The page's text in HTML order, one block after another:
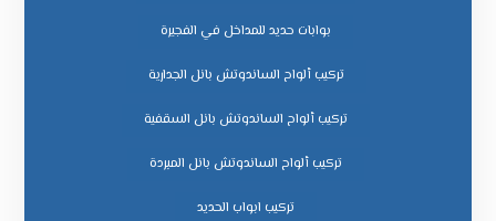
بوابات حديد للمداخل في الفجيرة
تركيب ألواح الساندوتش بانل الجدارية
تركيب ألواح الساندوتش بانل السقفية
تركيب ألواح الساندوتش بانل المبردة
تركيب ابواب الحديد